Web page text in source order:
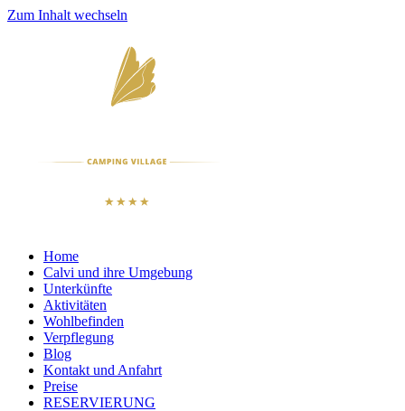
Zum Inhalt wechseln
Home
Calvi und ihre Umgebung
Unterkünfte
Aktivitäten
Wohlbefinden
Verpflegung
Blog
Kontakt und Anfahrt
Preise
RESERVIERUNG